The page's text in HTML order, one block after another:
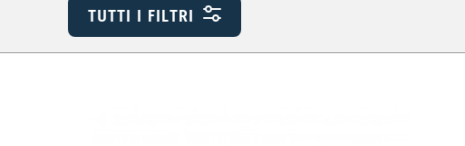
TUTTI I FILTRI